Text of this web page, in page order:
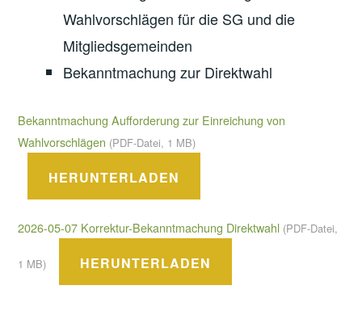
Wahlvorschlägen für die SG und die
Mitgliedsgemeinden
Bekanntmachung zur Direktwahl
Bekanntmachung Aufforderung zur Einreichung von
Wahlvorschlägen (PDF-Datei, 1 MB)
HERUNTERLADEN
2026-05-07 Korrektur-Bekanntmachung Direktwahl (PDF-Datei,
1 MB) HERUNTERLADEN